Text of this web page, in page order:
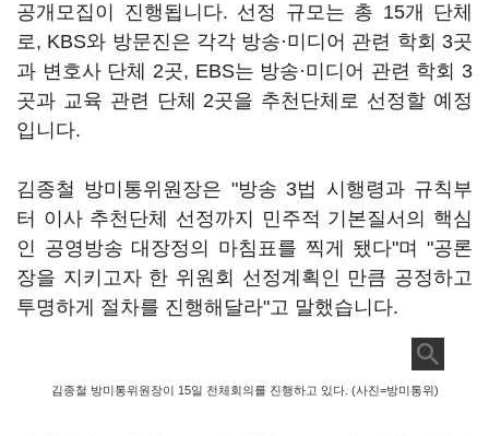
공개모집이 진행됩니다. 선정 규모는 총 15개 단체
로, KBS와 방문진은 각각 방송·미디어 관련 학회 3곳
과 변호사 단체 2곳, EBS는 방송·미디어 관련 학회 3
곳과 교육 관련 단체 2곳을 추천단체로 선정할 예정
입니다.
김종철 방미통위원장은 "방송 3법 시행령과 규칙부
터 이사 추천단체 선정까지 민주적 기본질서의 핵심
인 공영방송 대장정의 마침표를 찍게 됐다"며 "공론
장을 지키고자 한 위원회 선정계획인 만큼 공정하고
투명하게 절차를 진행해달라"고 말했습니다.
김종철 방미통위원장이 15일 전체회의를 진행하고 있다. (사진=방미통위)